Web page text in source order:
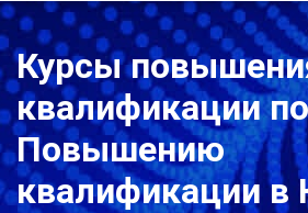
Курсы
квалификации по
Повышению
квалификации в